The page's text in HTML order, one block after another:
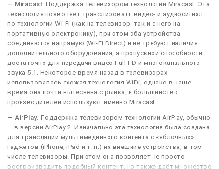
— Miracast. Поддержка телевизором технологии Miracast. Эта
технология позволяет транслировать видео- и аудиосигнал
по технологии Wi-Fi (как на телевизор, так и с него на
портативную электронику), при этом оба устройства
соединяются напрямую (Wi-Fi Direct) и не требуют наличия
дополнительного оборудования, а пропускной способности
достаточно для передачи видео Full HD и многоканального
звука 5.1. Некоторое время назад в телевизорах
использовалась схожая технология WiDi, однако в наше
время она почти вытеснена с рынка, и большинство
производителей используют именно Miracast.
— AirPlay. Поддержка телевизором технологии AirPlay, обычно
— в версии AirPlay 2. Изначально эта технология была создана
для трансляции мультимедийного контента с «яблочных»
гаджетов (iPhone, iPad и т. п.) на внешние устройства, в том
числе телевизоры. При этом она позволяет не просто
воспроизводить подобный контент, но также даёт множество